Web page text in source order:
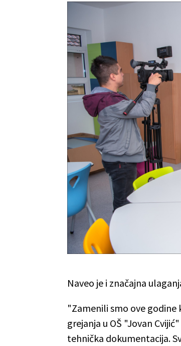
Naveo je i značajna
"Zamenili smo ove godine
grejanja u OŠ "Jovan
tehnička dokumentacija.